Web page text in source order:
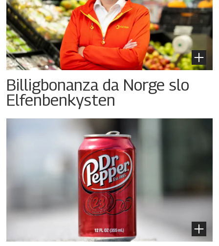
Billigbonanza da Norge slo
Elfenbenkysten